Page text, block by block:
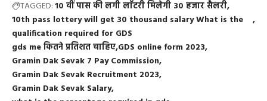
TAGGED:10 वीं पास की लगी लाॅटरी मिलेगी 30 हजार सैलरी
10th pass lottery will get 30 thousand salary What is the
qualification required for GDS
gds me कितने प्रतिशत चाहिए GDS online form 2023
Gramin Dak Sevak 7 Pay Commission
Gramin Dak Sevak Recruitment 2023
Gramin Dak Sevak Salary